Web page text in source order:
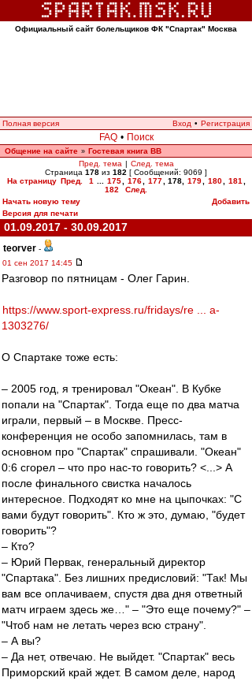
Официальный сайт болельщиков ФК "Спартак" Москва
Полная версия Вход • Регистрация
FAQ • Поиск
Общение на сайте » Гостевая книга ВВ
Пред. тема | След. тема
Страница 178 из 182 [ Сообщений: 9069 ]
На страницу Пред. 1 175 176 177 178 179 180 181
182
След.
Начать новую тему
Добавить
Версия для печати
01.09.2017 - 30.09.2017
teorver -
01 сен 2017 14:45
Разговор по пятницам - Олег Гарин.
https://www.sport-express.ru/fridays/re ... a-
1303276/
О Спартаке тоже есть:
– 2005 год, я тренировал "Океан". В Кубке
попали на "Спартак". Тогда еще по два матча
играли, первый – в Москве. Пресс-
конференция не особо запомнилась, там в
основном про "Спартак" спрашивали. "Океан"
0:6 сгорел – что про нас-то говорить? <...> А
после финального свистка началось
интересное. Подходят ко мне на цыпочках: "С
вами будут говорить". Кто ж это, думаю, "будет
говорить"?
– Кто?
– Юрий Первак, генеральный директор
"Спартака". Без лишних предисловий: "Так! Мы
вам все оплачиваем, спустя два дня ответный
матч играем здесь же…" – "Это еще почему?" –
"Чтоб нам не летать через всю страну".
– А вы?
– Да нет, отвечаю. Не выйдет. "Спартак" весь
Приморский край ждет. В самом деле, народ